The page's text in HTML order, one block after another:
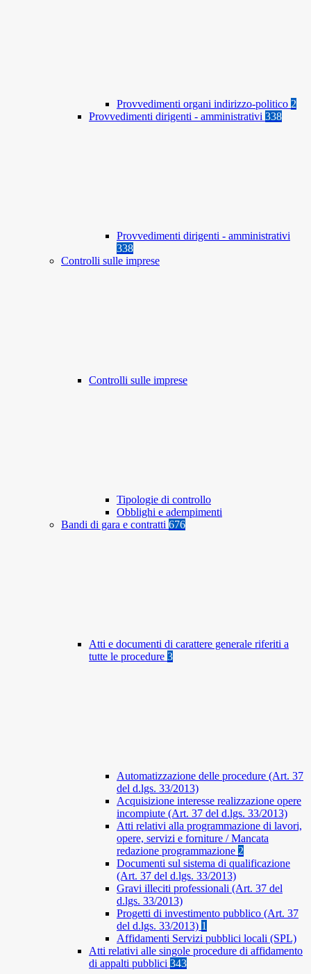
Provvedimenti organi indirizzo-politico 2
Provvedimenti dirigenti - amministrativi 338
Provvedimenti dirigenti - amministrativi
338
Controlli sulle imprese
Controlli sulle imprese
Tipologie di controllo
Obblighi e adempimenti
Bandi di gara e contratti 676
Atti e documenti di carattere generale riferiti a
tutte le procedure 3
Automatizzazione delle procedure (Art. 37
del d.lgs. 33/2013)
Acquisizione interesse realizzazione opere
incompiute (Art. 37 del d.lgs. 33/2013)
Atti relativi alla programmazione di lavori,
opere, servizi e forniture / Mancata
redazione programmazione 2
Documenti sul sistema di qualificazione
(Art. 37 del d.lgs. 33/2013)
Gravi illeciti professionali (Art. 37 del
d.lgs. 33/2013)
Progetti di investimento pubblico (Art. 37
del d.lgs. 33/2013) 1
Affidamenti Servizi pubblici locali (SPL)
Atti relativi alle singole procedure di affidamento
di appalti pubblici 343